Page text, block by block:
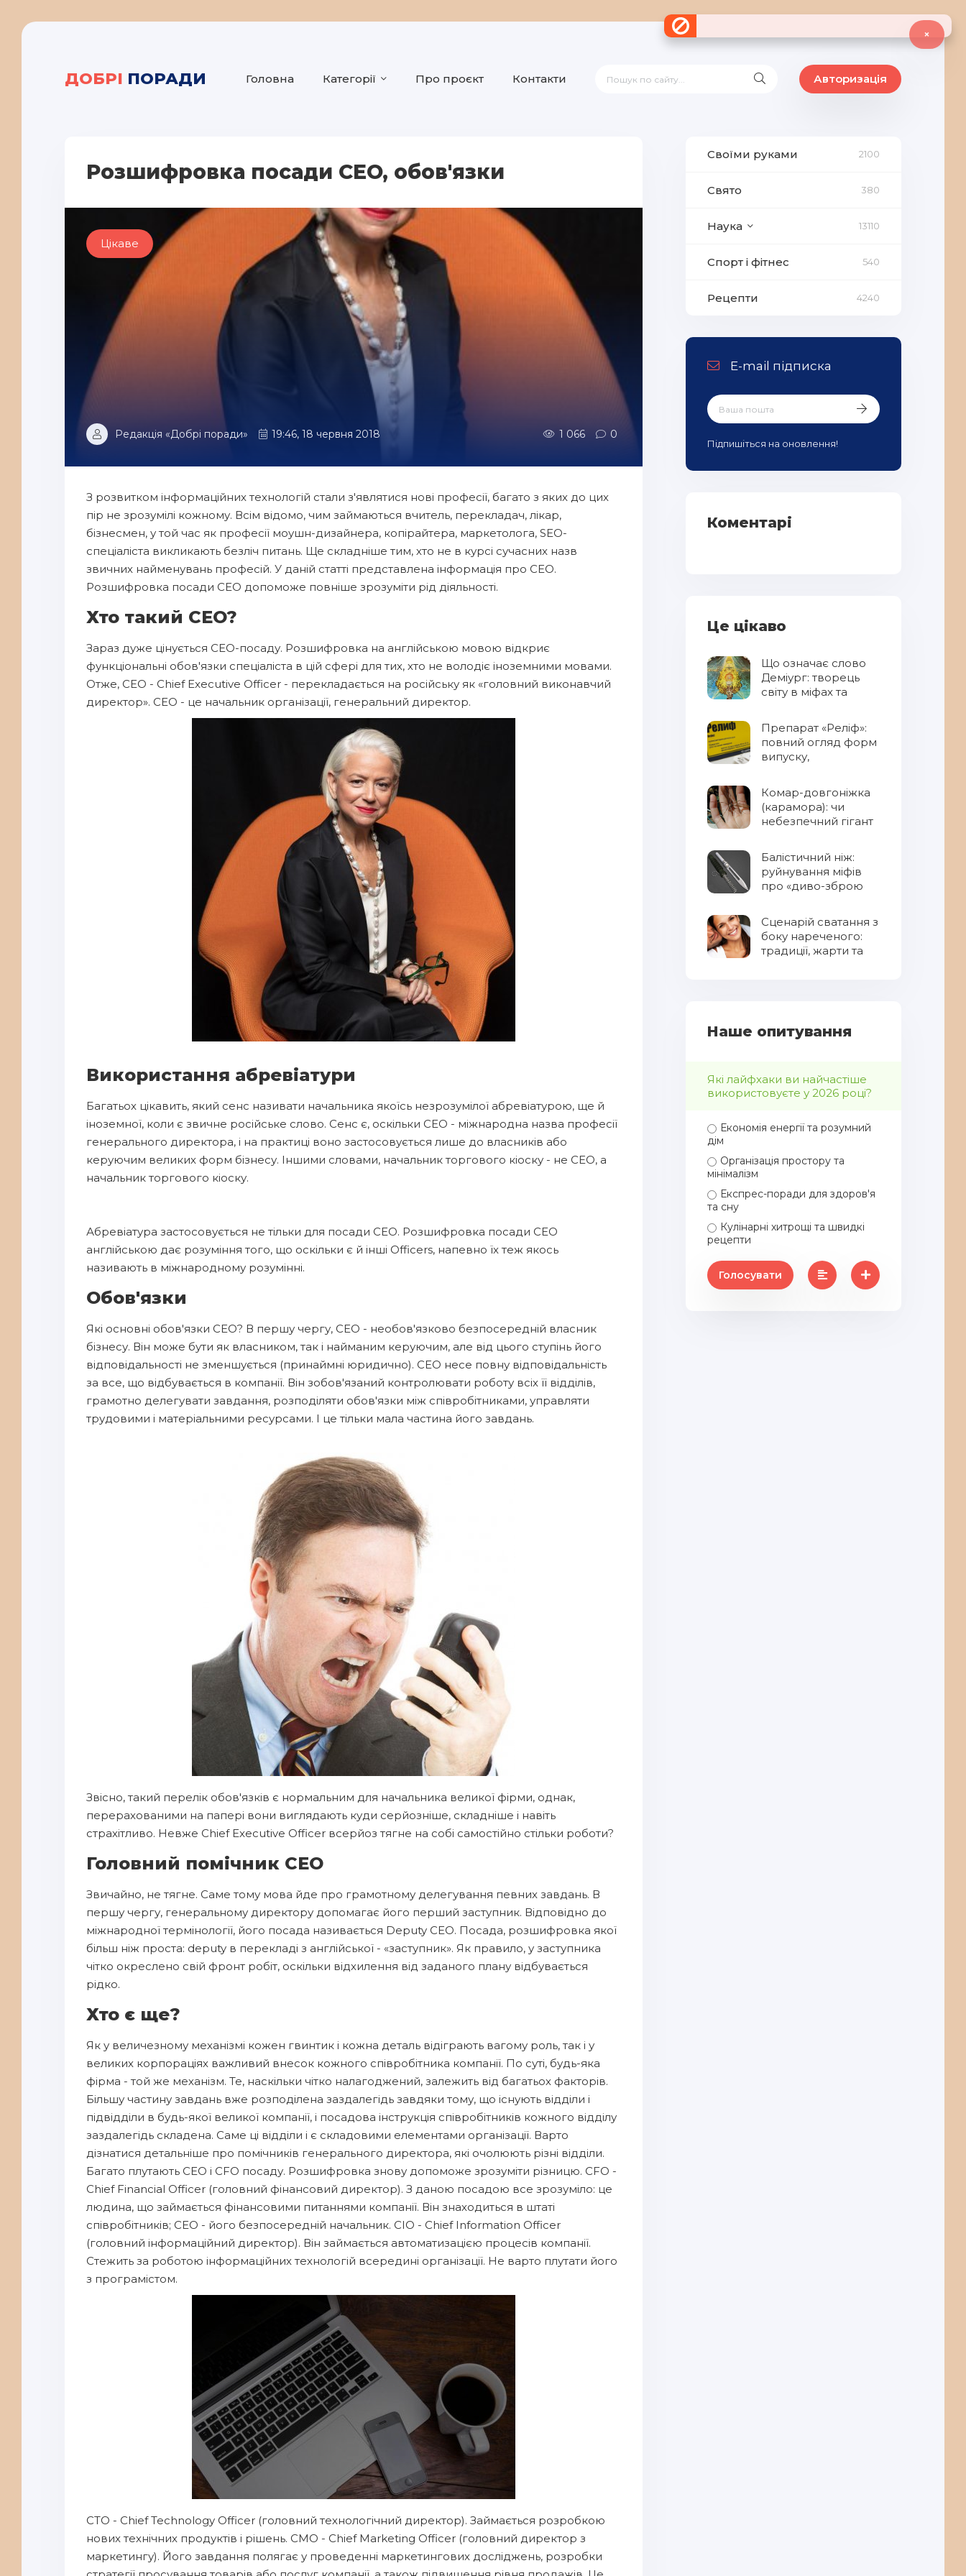
ДОБРІ ПОРАДИ Головна Категорії Про проєкт Контакти Авторизація
Розшифровка посади CEO, обов'язки
Цікаве
Редакція «Добрі поради» 19:46, 18 червня 2018 1 066 0
З розвитком інформаційних технологій стали з'являтися нові професії, багато з яких до цих
пір не зрозумілі кожному. Всім відомо, чим займаються вчитель, перекладач, лікар,
бізнесмен, у той час як професії моушн-дизайнера, копірайтера, маркетолога, SEO-
спеціаліста викликають безліч питань. Ще складніше тим, хто не в курсі сучасних назв
звичних найменувань професій. У даній статті представлена інформація про CEO.
Розшифровка посади СЕО допоможе повніше зрозуміти рід діяльності.
Хто такий CEO?
Зараз дуже цінується CEO-посаду. Розшифровка на англійською мовою відкриє
функціональні обов'язки спеціаліста в цій сфері для тих, хто не володіє іноземними мовами.
Отже, CEO - Chief Executive Officer - перекладається на російську як «головний виконавчий
директор». СЕО - це начальник організації, генеральний директор.
Використання абревіатури
Багатьох цікавить, який сенс називати начальника якоїсь незрозумілої абревіатурою, ще й
іноземної, коли є звичне російське слово. Сенс є, оскільки СЕО - міжнародна назва професії
генерального директора, і на практиці воно застосовується лише до власників або
керуючим великих форм бізнесу. Іншими словами, начальник торгового кіоску - не СЕО, а
начальник торгового кіоску.
Абревіатура застосовується не тільки для посади CEO. Розшифровка посади СЕО
англійською дає розуміння того, що оскільки є й інші Officers, напевно їх теж якось
називають в міжнародному розумінні.
Обов'язки
Які основні обов'язки СЕО? В першу чергу, СЕО - необов'язково безпосередній власник
бізнесу. Він може бути як власником, так і найманим керуючим, але від цього ступінь його
відповідальності не зменшується (принаймні юридично). СЕО несе повну відповідальність
за все, що відбувається в компанії. Він зобов'язаний контролювати роботу всіх її відділів,
грамотно делегувати завдання, розподіляти обов'язки між співробітниками, управляти
трудовими і матеріальними ресурсами. І це тільки мала частина його завдань.
Звісно, такий перелік обов'язків є нормальним для начальника великої фірми, однак,
перерахованими на папері вони виглядають куди серйозніше, складніше і навіть
страхітливо. Невже Chief Executive Officer всерйоз тягне на собі самостійно стільки роботи?
Головний помічник СЕО
Звичайно, не тягне. Саме тому мова йде про грамотному делегування певних завдань. В
першу чергу, генеральному директору допомагає його перший заступник. Відповідно до
міжнародної термінології, його посада називається Deputy CEO. Посада, розшифровка якої
більш ніж проста: deputy в перекладі з англійської - «заступник». Як правило, у заступника
чітко окреслено свій фронт робіт, оскільки відхилення від заданого плану відбувається
рідко.
Хто є ще?
Як у величезному механізмі кожен гвинтик і кожна деталь відіграють вагому роль, так і у
великих корпораціях важливий внесок кожного співробітника компанії. По суті, будь-яка
фірма - той же механізм. Те, наскільки чітко налагоджений, залежить від багатьох факторів.
Більшу частину завдань вже розподілена заздалегідь завдяки тому, що існують відділи і
підвідділи в будь-якої великої компанії, і посадова інструкція співробітників кожного відділу
заздалегідь складена. Саме ці відділи і є складовими елементами організації. Варто
дізнатися детальніше про помічників генерального директора, які очолюють різні відділи.
Багато плутають CEO і CFO посаду. Розшифровка знову допоможе зрозуміти різницю. CFO -
Chief Financial Officer (головний фінансовий директор). З даною посадою все зрозуміло: це
людина, що займається фінансовими питаннями компанії. Він знаходиться в штаті
співробітників; СЕО - його безпосередній начальник. CIO - Chief Information Officer
(головний інформаційний директор). Він займається автоматизацією процесів компанії.
Стежить за роботою інформаційних технологій всередині організації. Не варто плутати його
з програмістом.
CTO - Chief Technology Officer (головний технологічний директор). Займається розробкою
нових технічних продуктів і рішень. CMO - Chief Marketing Officer (головний директор з
маркетингу). Його завдання полягає у проведенні маркетингових досліджень, розробки
Своїми руками 2100
Свято 380
Наука 13110
Спорт і фітнес 540
Рецепти 4240
E-mail підписка
Підпишіться на оновлення!
Коментарі
Це цікаво
Що означає слово
Деміург: творець
світу в міфах та
Препарат «Реліф»:
повний огляд форм
випуску,
правил
застосування
Комар-довгоніжка
(карамора): чи
небезпечний гігант
Балістичний ніж:
руйнування міфів
про «диво-зброю
Сценарій сватання з
боку нареченого:
традиції, жарти та
Наше опитування
Які лайфхаки ви найчастіше
використовуєте у 2026 році?
Економія енергії та розумний
дім
Організація простору та
мінімалізм
Експрес-поради для здоров'я
та сну
Кулінарні хитрощі та швидкі
рецепти
Голосувати
×